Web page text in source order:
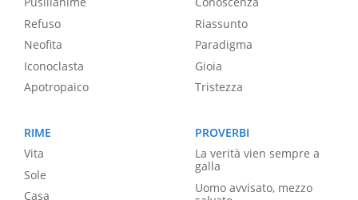
Refuso
Neofita
Iconoclasta
Apotropaico
Riassunto
Paradigma
Gioia
Tristezza
RIME
Vita
Sole
Casa
PROVERBI
La verità vien sempre a
galla
Uomo avvisato, mezzo